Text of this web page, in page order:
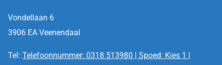
Vondellaan 6
3906 EA Veenendaal
Tel: Telefoonnummer: 0318 513980 | Spoed: Kies 1 |